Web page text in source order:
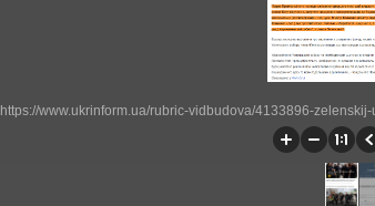
https://www.ukrinform.ua/rubric-vidbudova/4133896-